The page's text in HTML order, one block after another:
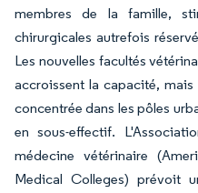
membres de la famille,
chirurgicales autrefois
Les nouvelles facultés
accroissent la capacité,
concentrée dans les pôles
en sous-effectif.
médecine vétérinaire
Medical Colleges)